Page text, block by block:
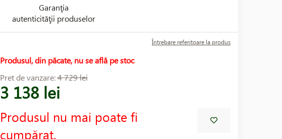
Garanţia
autenticităţii produselor
Întrebare referitoare la produs
Produsul, din păcate, nu se află pe stoc
Pret de vanzare:4 729 lei
3 138 lei
Produsul nu mai poate fi
cumpărat.